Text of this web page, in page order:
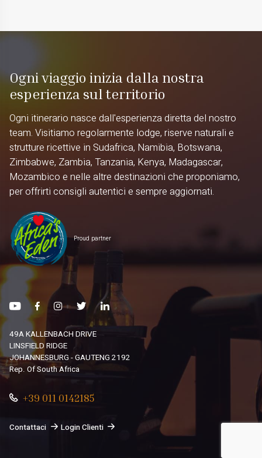
Ogni viaggio inizia dalla nostra
esperienza sul territorio
Ogni itinerario nasce dall'esperienza diretta del nostro
team. Visitiamo regolarmente lodge, riserve naturali e
strutture ricettive in Sudafrica, Namibia, Botswana,
Zimbabwe, Zambia, Tanzania, Kenya, Madagascar,
Mozambico e nelle altre destinazioni che proponiamo,
per offrirti consigli autentici e sempre aggiornati.
Proud partner
49A KALLENBACH DRIVE
LINSFIELD RIDGE
JOHANNESBURG - GAUTENG 2192
Rep. Of South Africa
+39 011 0142185
Contattaci Login Clienti